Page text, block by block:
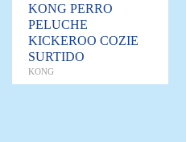
KONG PERRO
PELUCHE
KICKEROO COZIE
SURTIDO
KONG